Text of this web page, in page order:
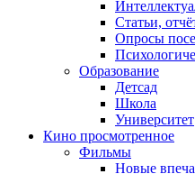
Статьи,
Опросы
Образование
Детсад
Школа
Университет
Кино просмотренное
Фильмы
Новые